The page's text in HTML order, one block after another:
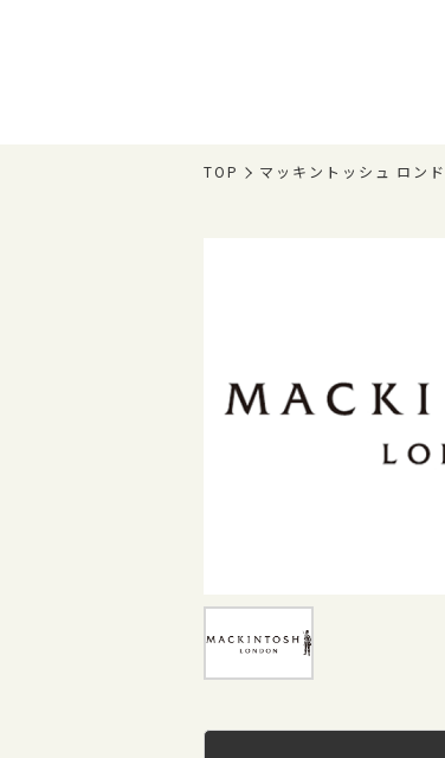
TOP マッキントッシュ ロンド